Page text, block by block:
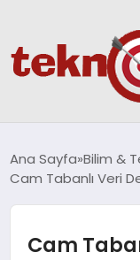
BILIM & TEKNOLOJI
Ana Sayfa Bilim &
Cam Tabanlı Veri
Cam